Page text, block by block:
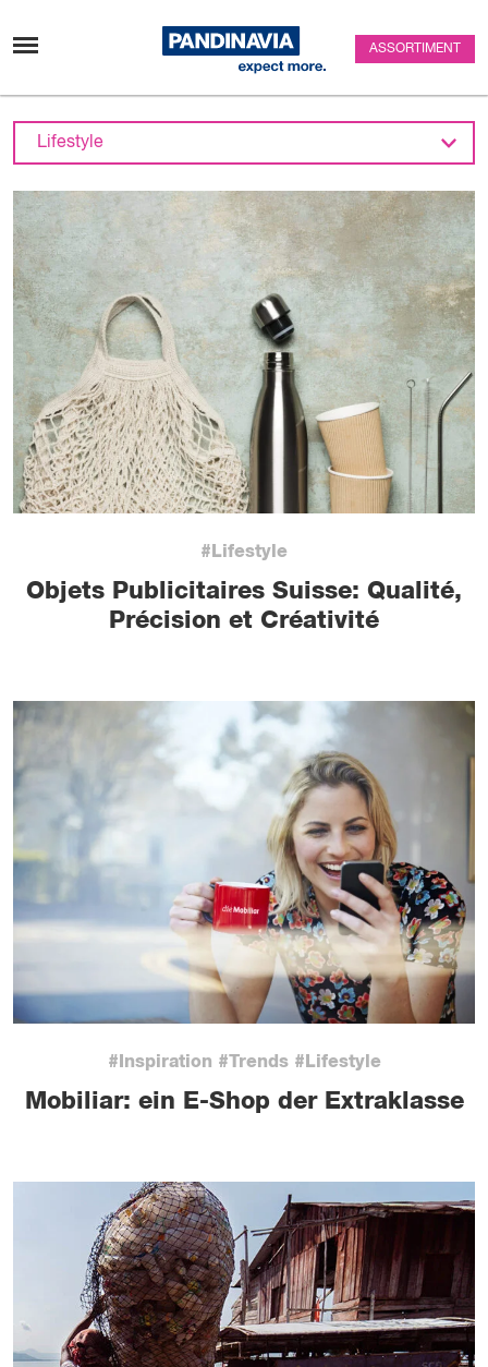
ASSORTIMENT
#Lifestyle
Objets Publicitaires Suisse: Qualité,
Précision et Créativité
#Inspiration #Trends #Lifestyle
Mobiliar: ein E-Shop der Extraklasse